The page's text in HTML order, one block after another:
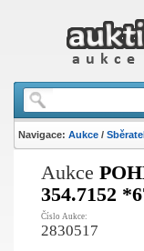
Navigace: Aukce/
Aukce
354.7152
Číslo Aukce:
2830517